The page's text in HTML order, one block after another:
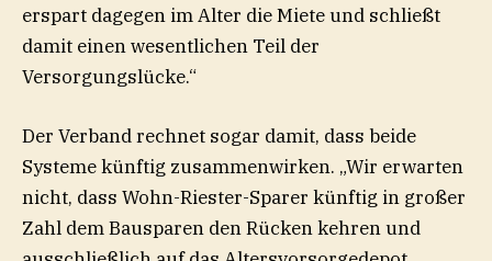
erspart dagegen im Alter die Miete und schließt
damit einen wesentlichen Teil der
Versorgungslücke.“
Der Verband rechnet sogar damit, dass beide
Systeme künftig zusammenwirken. „Wir erwarten
nicht, dass Wohn-Riester-Sparer künftig in großer
Zahl dem Bausparen den Rücken kehren und